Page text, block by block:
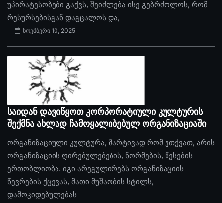
უპირატესობები გაქვს, შეიძლება ისე გებრძოლოს, რომ
რესურსებისგან დაგცალოს და,
ნოემბერი 10, 2025
საიდან დავიწყოთ კორპორატიული კულტურის
შექმნა ახლად ჩამოყალიბებულ ორგანიზაციაში
ორგანიზაციული კულტურა, მარტივად რომ ვთქვათ, არის
ორგანიზაციის ღირებულებების, ნორმების, წესების
ერთობლიობა. იგი არეგულირებს ორგანიზაციის
წევრების ქცევას, მათი მუშაობის სტილს,
დამოკიდებულებას